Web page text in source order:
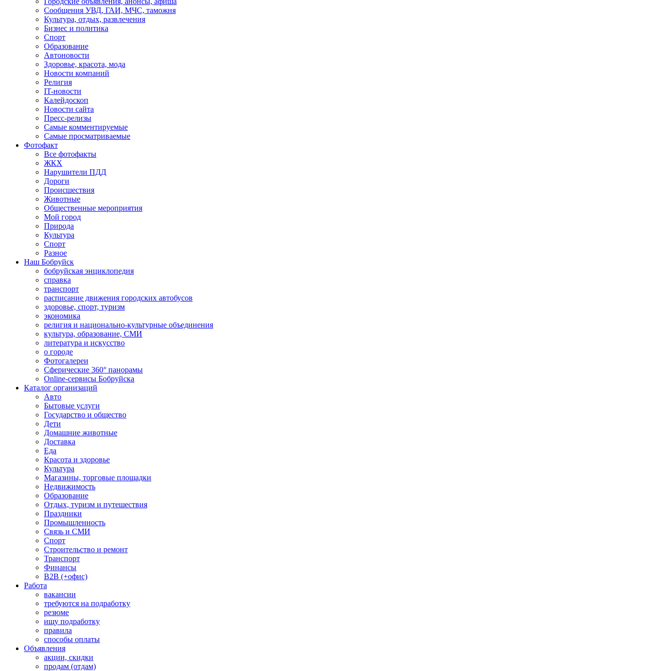
Сообщения УВД, ГАИ, МЧС, таможня
Культура, отдых, развлечения
Бизнес и политика
Спорт
Образование
Автоновости
Здоровье, красота, мода
Новости компаний
Религия
IT-новости
Калейдоскоп
Новости сайта
Пресс-релизы
Самые комментируемые
Самые просматриваемые
Фотофакт
Все фотофакты
ЖКХ
Нарушители ПДД
Дороги
Происшествия
Животные
Общественные мероприятия
Мой город
Природа
Культура
Спорт
Разное
Наш Бобруйск
бобруйская энциклопедия
справка
транспорт
расписание движения городских автобусов
здоровье, спорт, туризм
экономика
религия и национально-культурные объединения
культура, образование, СМИ
литература и искусство
о городе
Фотогалереи
Сферические 360° панорамы
Online-сервисы Бобруйска
Каталог организаций
Авто
Бытовые услуги
Государство и общество
Дети
Домашние животные
Доставка
Еда
Красота и здоровье
Культура
Магазины, торговые площадки
Недвижимость
Образование
Отдых, туризм и путешествия
Праздники
Промышленность
Связь и СМИ
Спорт
Строительство и ремонт
Транспорт
Финансы
B2B (+офис)
Работа
вакансии
требуются на подработку
резюме
ищу подработку
правила
способы оплаты
Объявления
акции, скидки
продам (отдам)